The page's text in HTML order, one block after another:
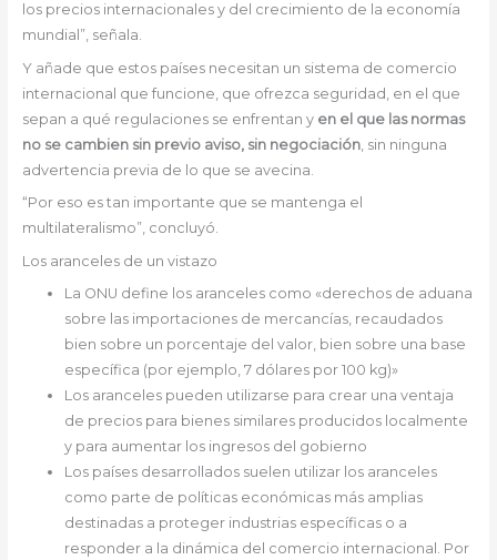
los precios internacionales y del crecimiento de la economía
mundial”, señala.
Y añade que estos países necesitan un sistema de comercio
internacional que funcione, que ofrezca seguridad, en el que
sepan a qué regulaciones se enfrentan y en el que las normas
no se cambien sin previo aviso, sin negociación, sin ninguna
advertencia previa de lo que se avecina.
“Por eso es tan importante que se mantenga el
multilateralismo”, concluyó.
Los aranceles de un vistazo
La ONU define los aranceles como «derechos de aduana
sobre las importaciones de mercancías, recaudados
bien sobre un porcentaje del valor, bien sobre una base
específica (por ejemplo, 7 dólares por 100 kg)»
Los aranceles pueden utilizarse para crear una ventaja
de precios para bienes similares producidos localmente
y para aumentar los ingresos del gobierno
Los países desarrollados suelen utilizar los aranceles
como parte de políticas económicas más amplias
destinadas a proteger industrias específicas o a
responder a la dinámica del comercio internacional. Por